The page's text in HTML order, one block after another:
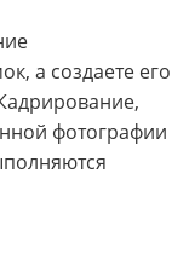
а создаете его
фотографии